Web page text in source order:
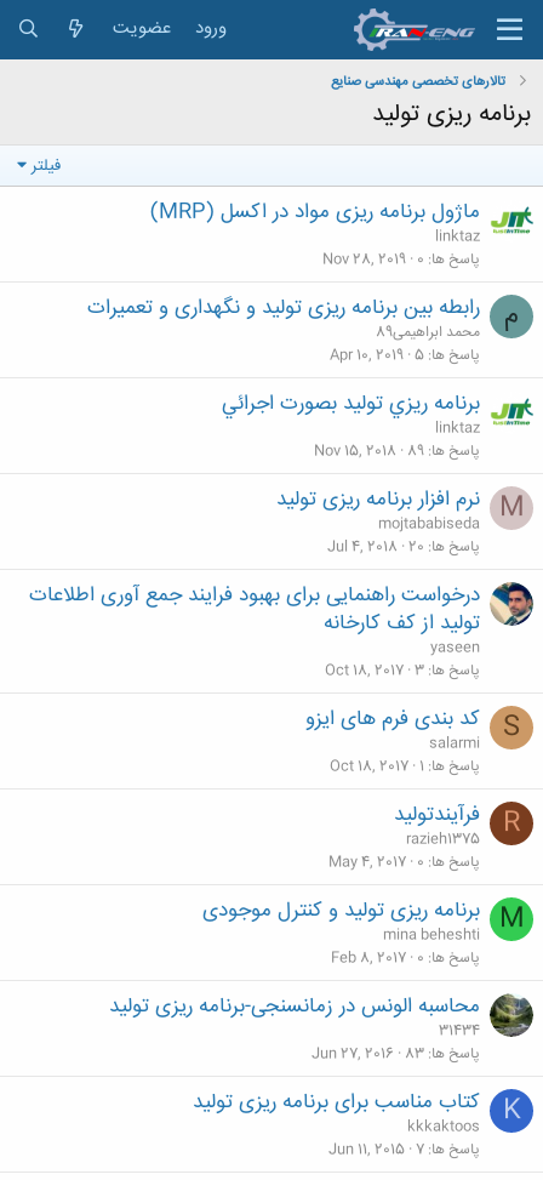
ورود عضویت
تالارهای تخصصی مهندسی صنایع
برنامه ریزی تولید
فیلتر
ماژول برنامه ریزی مواد در اکسل (MRP)
linktaz
پاسخ ها 0
Nov 28, 2019
م رابطه بین برنامه ریزی تولید و نگهداری و تعمیرات
محمد ابراهیمی89
پاسخ ها 5
Apr 10, 2019
برنامه ريزي توليد بصورت اجرائي
linktaz
پاسخ ها 89
Nov 15, 2018
M نرم افزار برنامه ریزی تولید
mojtababiseda
پاسخ ها 20
Jul 4, 2018
درخواست راهنمایی برای بهبود فرایند جمع آوری اطلاعات
تولید از کف کارخانه
yaseen
پاسخ ها 3
Oct 18, 2017
S کد بندی فرم های ایزو
salarmi
پاسخ ها 1
Oct 18, 2017
R فرآیندتولید
razieh1375
پاسخ ها 0
May 4, 2017
M برنامه ریزی تولید و کنترل موجودی
mina beheshti
پاسخ ها 0
Feb 8, 2017
محاسبه الونس در زمانسنجی-برنامه ریزی تولید
31434
پاسخ ها 83
Jun 27, 2016
K کتاب مناسب برای برنامه ریزی تولید
kkkaktoos
پاسخ ها 7
Jun 11, 2015